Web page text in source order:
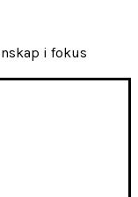
i fokus